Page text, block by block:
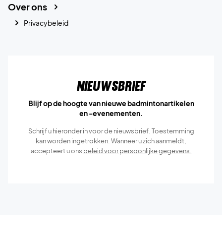
Over ons
Privacybeleid
Nieuwsbrief
Blijf op de hoogte van nieuwe badmintonartikelen
en -evenementen.
Schrijf u hieronder in voor de nieuwsbrief. Toestemming
kan worden ingetrokken. Wanneer u zich aanmeldt,
accepteert u ons beleid voor persoonlijke gegevens.